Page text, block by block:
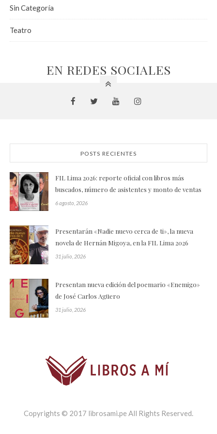
Sin Categoría
Teatro
EN REDES SOCIALES
POSTS RECIENTES
FIL Lima 2026: reporte oficial con libros más
buscados, número de asistentes y monto de ventas
6 agosto, 2026
Presentarán «Nadie nuevo cerca de ti», la nueva
novela de Hernán Migoya, en la FIL Lima 2026
31 julio, 2026
Presentan nueva edición del poemario «Enemigo»
de José Carlos Agüero
31 julio, 2026
Copyrights © 2017 librosami.pe All Rights Reserved.